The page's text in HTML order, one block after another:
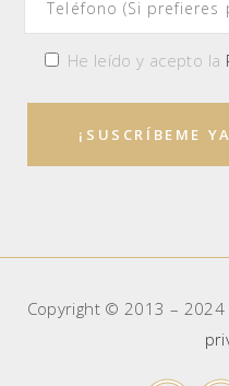
He leído y acepto la
Copyright © 2013 – 2024